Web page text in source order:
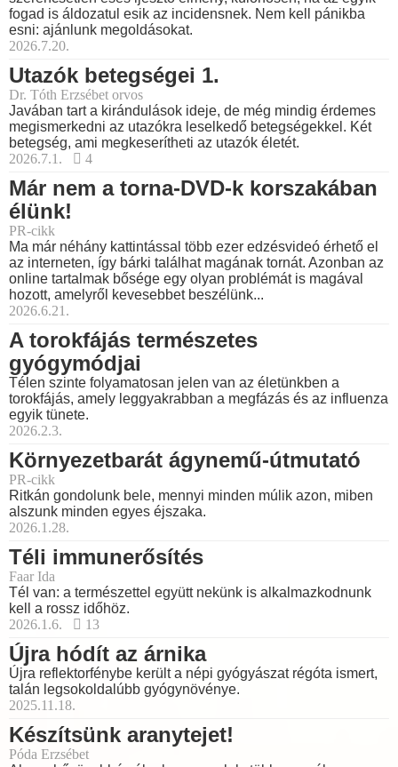
fogad is áldozatul esik az incidensnek. Nem kell pánikba
esni: ajánlunk megoldásokat.
2026.7.20.
Utazók betegségei 1.
Dr. Tóth Erzsébet orvos
Javában tart a kirándulások ideje, de még mindig érdemes
megismerkedni az utazókra leselkedő betegségekkel. Két
betegség, ami megkeserítheti az utazók életét.
2026.7.1.
4
Már nem a torna-DVD-k korszakában
élünk!
PR-cikk
Ma már néhány kattintással több ezer edzésvideó érhető el
az interneten, így bárki találhat magának tornát. Azonban az
online tartalmak bősége egy olyan problémát is magával
hozott, amelyről kevesebbet beszélünk...
2026.6.21.
A torokfájás természetes
gyógymódjai
Télen szinte folyamatosan jelen van az életünkben a
torokfájás, amely leggyakrabban a megfázás és az influenza
egyik tünete.
2026.2.3.
Környezetbarát ágynemű-útmutató
PR-cikk
Ritkán gondolunk bele, mennyi minden múlik azon, miben
alszunk minden egyes éjszaka.
2026.1.28.
Téli immunerősítés
Faar Ida
Tél van: a természettel együtt nekünk is alkalmazkodnunk
kell a rossz időhöz.
2026.1.6.
13
Újra hódít az árnika
Újra reflektorfénybe került a népi gyógyászat régóta ismert,
talán legsokoldalúbb gyógynövénye.
2025.11.18.
Készítsünk aranytejet!
Póda Erzsébet